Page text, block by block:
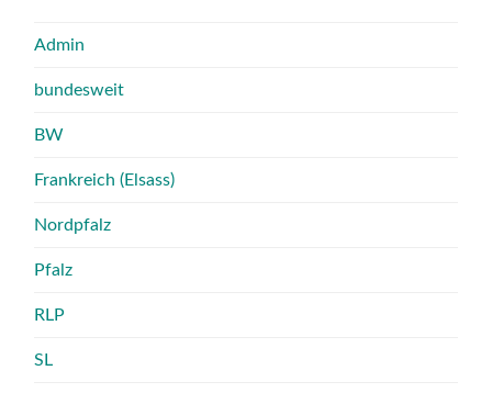
Admin
bundesweit
BW
Frankreich (Elsass)
Nordpfalz
Pfalz
RLP
SL